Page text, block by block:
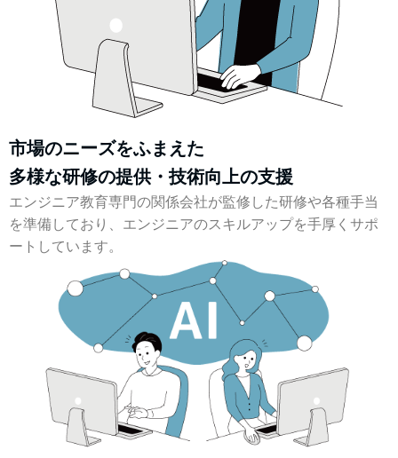
市場のニーズをふまえた
多様な研修の提供・技術向上の支援
エンジニア教育専門の関係会社が監修した研修や各種手当
を準備しており、エンジニアのスキルアップを手厚くサポ
ートしています。